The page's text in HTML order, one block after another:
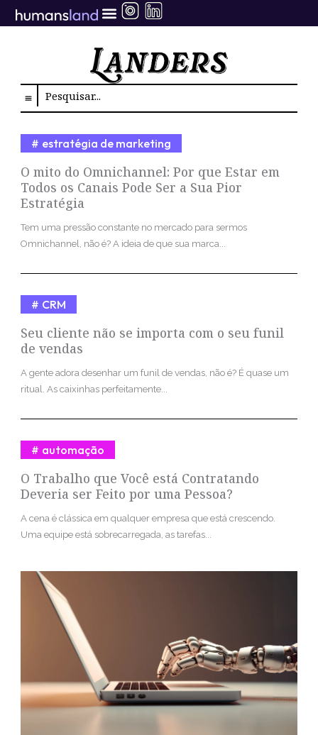
para
Search
O mito do Omnichannel: Por que Estar em
Todos os Canais Pode Ser a Sua Pior
Estratégia
estratégia de marketing
Tem uma pressão constante no mercado para sermos
Omnichannel, não é? A ideia de que sua marca...
Seu cliente não se importa com o seu funil
de vendas
CRM
A gente adora desenhar um funil de vendas, não é? É quase um
ritual. As caixinhas perfeitamente...
O Trabalho que Você está Contratando
Deveria ser Feito por uma Pessoa?
automação
A cena é clássica em qualquer empresa que está crescendo.
Uma equipe está sobrecarregada, as tarefas...